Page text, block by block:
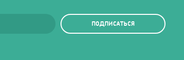
ПОДПИСАТЬСЯ